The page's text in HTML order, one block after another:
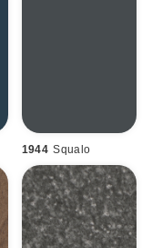
1944 Squalo